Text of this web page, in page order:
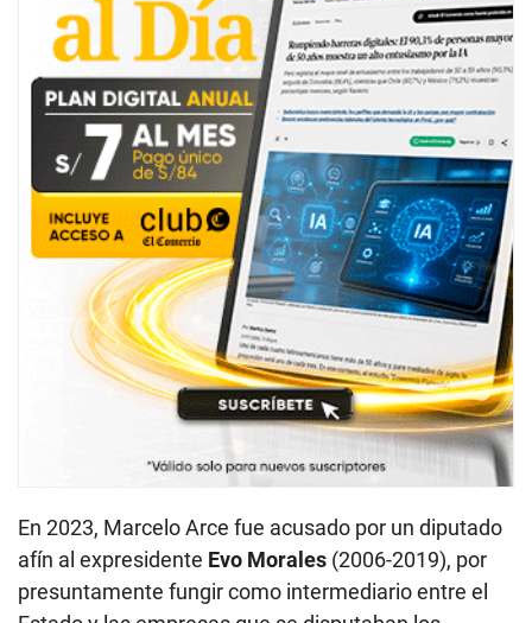
En 2023, Marcelo Arce fue acusado por un diputado
afín al expresidente Evo Morales (2006-2019), por
presuntamente fungir como intermediario entre el